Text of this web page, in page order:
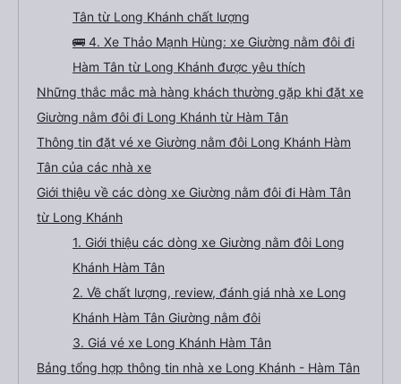
Tân từ Long Khánh chất lượng
🚌 4. Xe Thảo Mạnh Hùng: xe Giường nằm đôi đi
Hàm Tân từ Long Khánh được yêu thích
Những thắc mắc mà hàng khách thường gặp khi đặt xe
Giường nằm đôi đi Long Khánh từ Hàm Tân
Thông tin đặt vé xe Giường nằm đôi Long Khánh Hàm
Tân của các nhà xe
Giới thiệu về các dòng xe Giường nằm đôi đi Hàm Tân
từ Long Khánh
1. Giới thiệu các dòng xe Giường nằm đôi Long
Khánh Hàm Tân
2. Về chất lượng, review, đánh giá nhà xe Long
Khánh Hàm Tân Giường nằm đôi
3. Giá vé xe Long Khánh Hàm Tân
Bảng tổng hợp thông tin nhà xe Long Khánh - Hàm Tân